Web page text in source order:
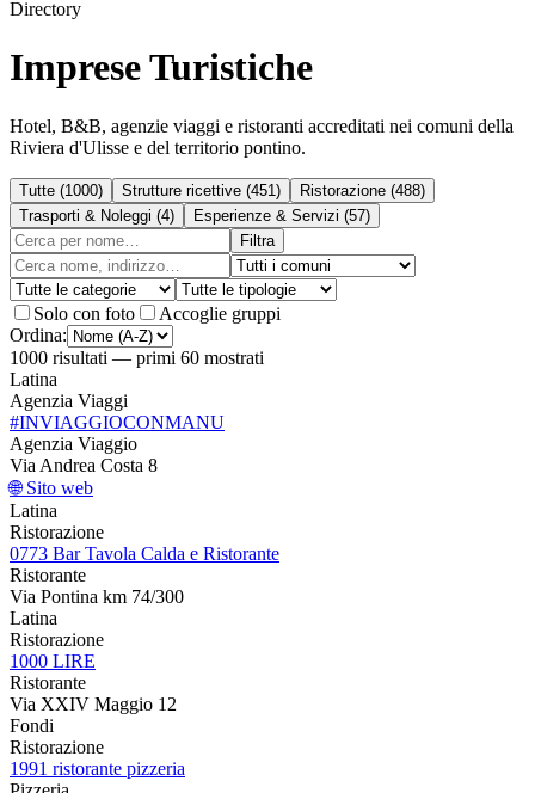
Directory
Imprese Turistiche
Hotel, B&B, agenzie viaggi e ristoranti accreditati nei comuni della
Riviera d'Ulisse e del territorio pontino.
Tutte (1000) Strutture ricettive (451 ) Ristorazione (488)
Trasporti & Noleggi (4) Esperienze & Servizi (57)
Filtra
Solo con foto
Accoglie gruppi
Ordina:
1000 risultati — primi 60 mostrati
Latina
Agenzia Viaggi
#INVIAGGIOCONMANU
Agenzia Viaggio
Via Andrea Costa 8
🌐 Sito web
Latina
Ristorazione
0773 Bar Tavola Calda e Ristorante
Ristorante
Via Pontina km 74/300
Latina
Ristorazione
1000 LIRE
Ristorante
Via XXIV Maggio 12
Fondi
Ristorazione
1991 ristorante pizzeria